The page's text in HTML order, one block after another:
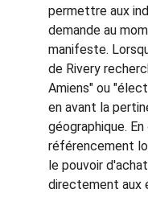
permettre aux
demande au
manifeste.
de Rivery
Amiens" ou
en avant la
géographique.
référencement
le pouvoir
directement aux